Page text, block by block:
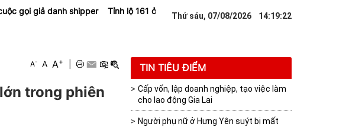
Du lịch
danh shipper Tỉnh lộ 161 ở Lào Cai sạt lở sau mưa lớn khiến giao thông tê liệt
Thứ sáu, 07/08/2026 14:19:23
A- A A+
trong phiên
TIN TIÊU ĐIỂM
Cấp vốn, lập doanh nghiệp, tạo việc làm
cho lao động Gia Lai
Người phụ nữ ở Hưng Yên suýt bị mất